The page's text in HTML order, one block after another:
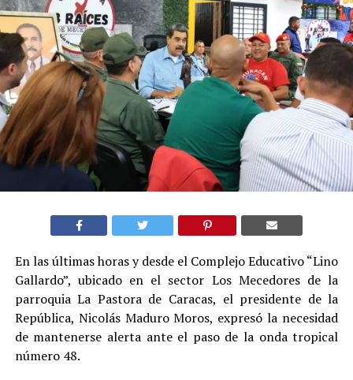
En las últimas horas y desde el Complejo Educativo “Lino
Gallardo”, ubicado en el sector Los Mecedores de la
parroquia La Pastora de Caracas, el presidente de la
República, Nicolás Maduro Moros, expresó la necesidad
de mantenerse alerta ante el paso de la onda tropical
número 48.